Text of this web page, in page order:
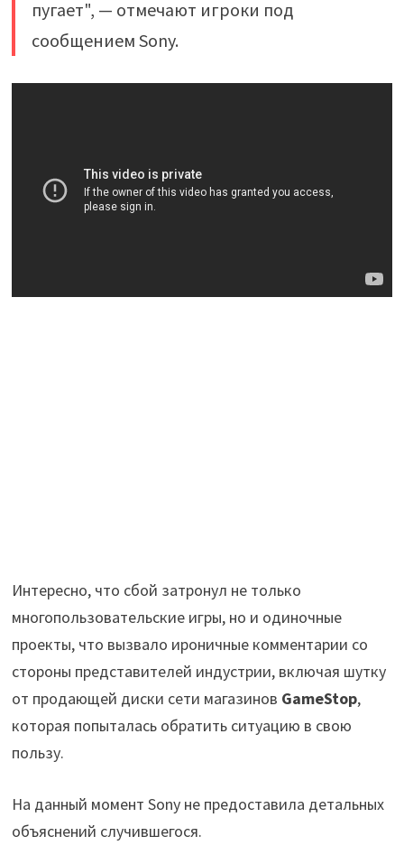
пугает", — отмечают игроки под
сообщением Sony.
Интересно, что сбой затронул не только
многопользовательские игры, но и одиночные
проекты, что вызвало ироничные комментарии со
стороны представителей индустрии, включая шутку
от продающей диски сети магазинов GameStop,
которая попыталась обратить ситуацию в свою
пользу.
На данный момент Sony не предоставила детальных
объяснений случившегося.